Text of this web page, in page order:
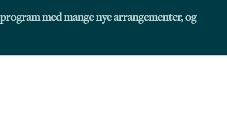
med mange nye arrangementer, og